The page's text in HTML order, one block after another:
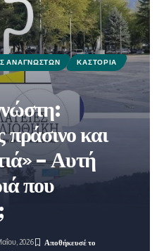
ΑΝΑΓΝΩΣΤΏΝ ΚΑΣΤΟΡΙΆ
πράσινο και
– Αυτή
που
2026